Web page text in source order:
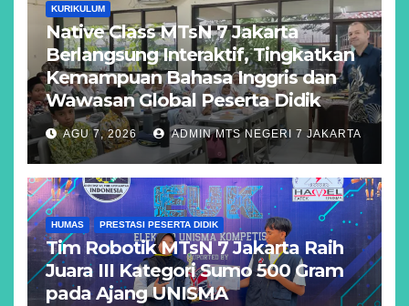
KURIKULUM
Native Class MTsN 7 Jakarta
Berlangsung Interaktif, Tingkatkan
Kemampuan Bahasa Inggris dan
Wawasan Global Peserta Didik
AGU 7, 2026 ADMIN MTS NEGERI 7 JAKARTA
HUMAS PRESTASI PESERTA DIDIK
Tim Robotik MTsN 7 Jakarta Raih
Juara III Kategori Sumo 500 Gram
pada Ajang UNISMA